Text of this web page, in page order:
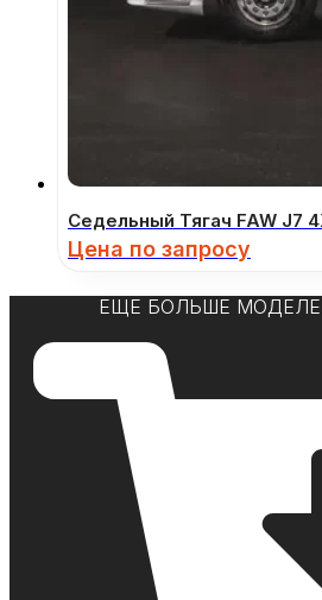
Седельный Тягач FAW J7
Цена по запросу
ЕЩЕ БОЛЬШЕ